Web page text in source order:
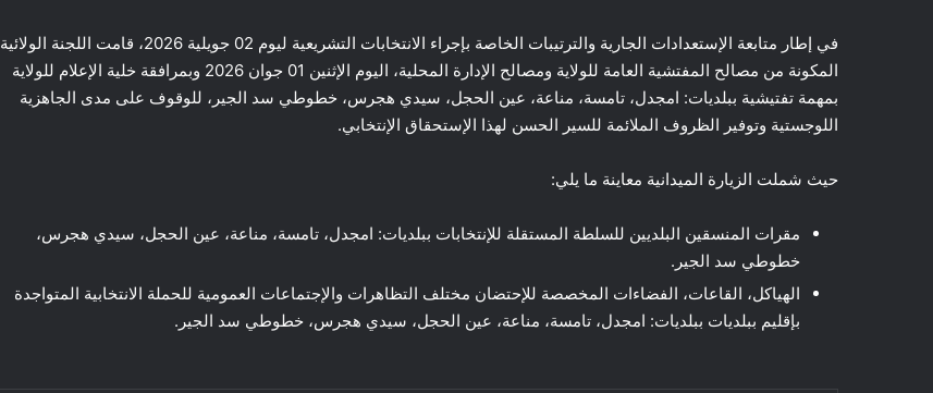
في إطار متابعة الإستعدادات الجارية والترتيبات الخاصة بإجراء الانتخابات التشريعية ليوم 02 جويلية 2026، قامت اللجنة الولائية
المكونة من مصالح المفتشية العامة للولاية ومصالح الإدارة المحلية، اليوم الإثنين 01 جوان 2026 وبمرافقة خلية الإعلام للولاية
بمهمة تفتيشية ببلديات: امجدل، تامسة، مناعة، عين الحجل، سيدي هجرس، خطوطي سد الجير، للوقوف على مدى الجاهزية
اللوجستية وتوفير الظروف الملائمة للسير الحسن لهذا الإستحقاق الإنتخابي.
حيث شملت الزيارة الميدانية معاينة ما يلي:
مقرات المنسقين البلديين للسلطة المستقلة للإنتخابات ببلديات: امجدل، تامسة، مناعة، عين الحجل، سيدي هجرس،
خطوطي سد الجير.
الهياكل، القاعات، الفضاءات المخصصة للإحتضان مختلف التظاهرات والإجتماعات العمومية للحملة الانتخابية المتواجدة
بإقليم ببلديات ببلديات: امجدل، تامسة، مناعة، عين الحجل، سيدي هجرس، خطوطي سد الجير.